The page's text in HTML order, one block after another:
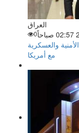
العراق
0
والعسكرية
مع أمريكا